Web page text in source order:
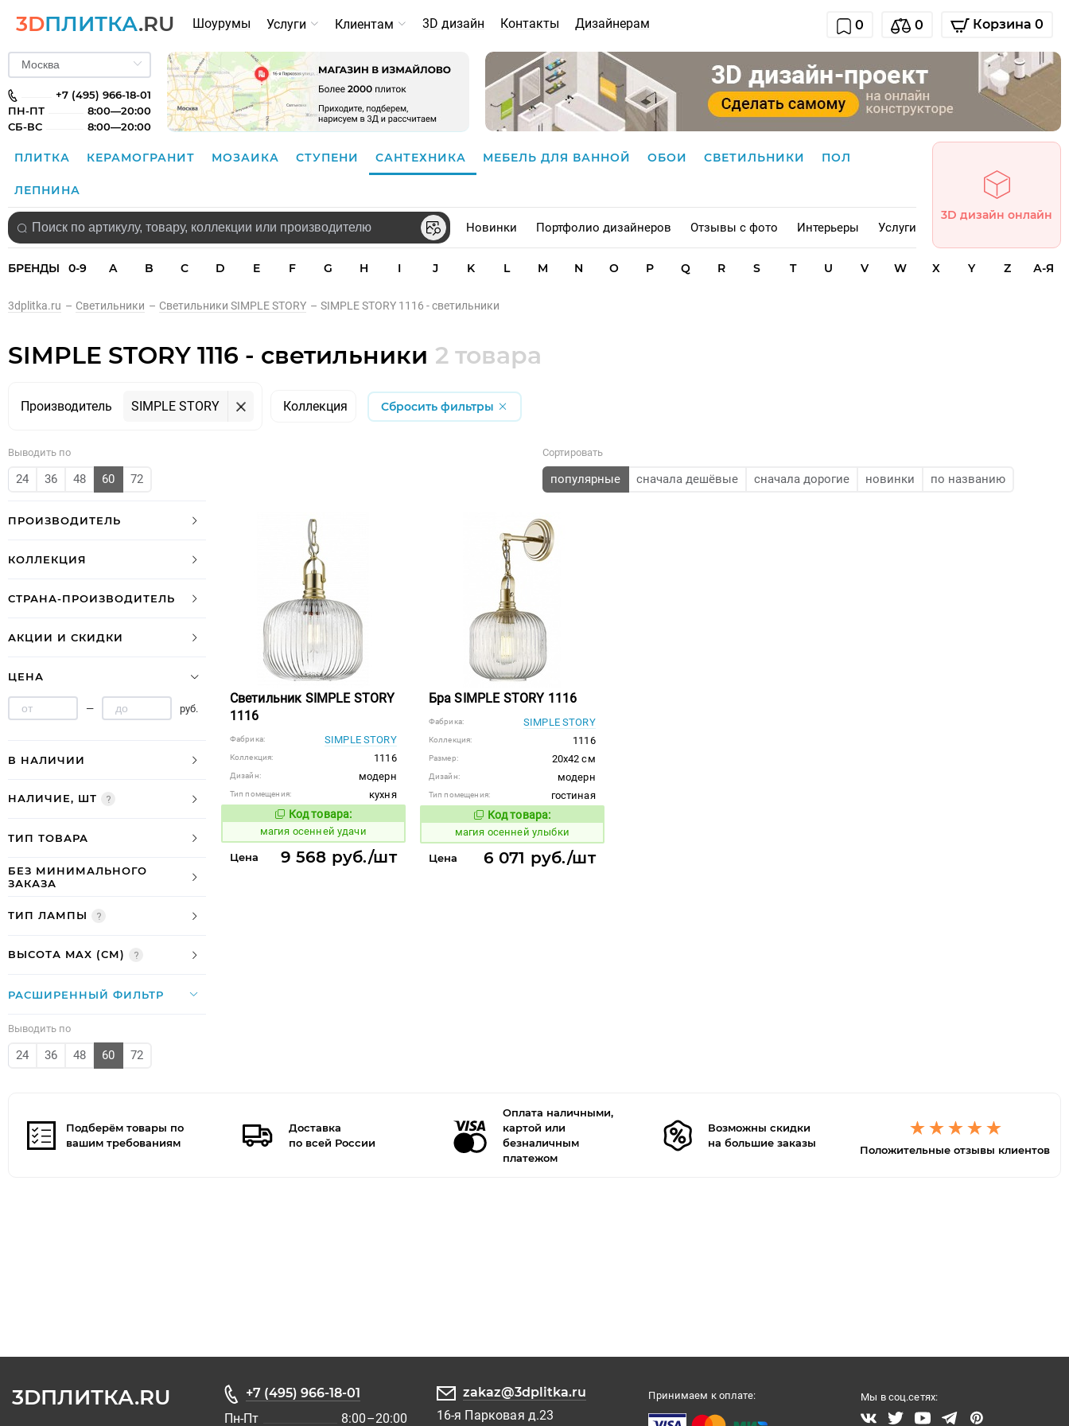
3DПЛИТКА.RU Шоурумы Услуги Клиентам 3D дизайн Контакты Дизайнерам 0 0 Корзина 0
+7 (495) 966-18-01
ПН-ПТ
8:00—20:00
СБ-ВС
8:00—20:00
ПЛИТКА КЕРАМОГРАНИТ МОЗАИКА СТУПЕНИ САНТЕХНИКА МЕБЕЛЬ ДЛЯ ВАННОЙ ОБОИ СВЕТИЛЬНИКИ ПОЛ
ЛЕПНИНА
Новинки Портфолио дизайнеров Отзывы с фото Интерьеры Услуги
3D дизайн онлайн
БРЕНДЫ 0-9 A B C D E F G H I J K L M N O P Q R S T U V W X Y Z А-Я
3dplitka.ru – Светильники – Светильники SIMPLE STORY – SIMPLE STORY 1116 - светильники
SIMPLE STORY 1116 - светильники 2 товара
Производитель SIMPLE STORY Коллекция Сбросить фильтры
Выводить по
24 36 48 60 72
Сортировать
популярные сначала дешёвые сначала дорогие новинки по названию
ПРОИЗВОДИТЕЛЬ
КОЛЛЕКЦИЯ
СТРАНА-ПРОИЗВОДИТЕЛЬ
АКЦИИ И СКИДКИ
ЦЕНА
— руб.
В НАЛИЧИИ
НАЛИЧИЕ, ШТ
ТИП ТОВАРА
БЕЗ МИНИМАЛЬНОГО
ЗАКАЗА
ТИП ЛАМПЫ
ВЫСОТА MAX (СМ)
РАСШИРЕННЫЙ ФИЛЬТР
Светильник SIMPLE STORY
1116
Фабрика: SIMPLE STORY
Коллекция: 1116
Дизайн: модерн
Тип помещения:
кухня
Код товара:
914735 Код товара:
магия осенней удачи
Цена 9 568 руб./шт
Бра SIMPLE STORY 1116
Фабрика: SIMPLE STORY
Коллекция: 1116
Размер: 20x42 см
Дизайн: модерн
Тип помещения:
гостиная
Код товара:
914736 Код товара:
магия осенней улыбки
Цена 6 071 руб./шт
Выводить по
24 36 48 60 72
Подберём товары по
вашим требованиям
Доставка
по всей России
Оплата наличными,
картой или
безналичным
платежом
Возможны скидки
на большие заказы
Положительные отзывы клиентов
3DПЛИТКА.RU
+7 (495) 966-18-01
Пн-Пт
8:00–20:00
zakaz@3dplitka.ru
16-я Парковая д.23
Принимаем к оплате: Мы в соц.сетях: